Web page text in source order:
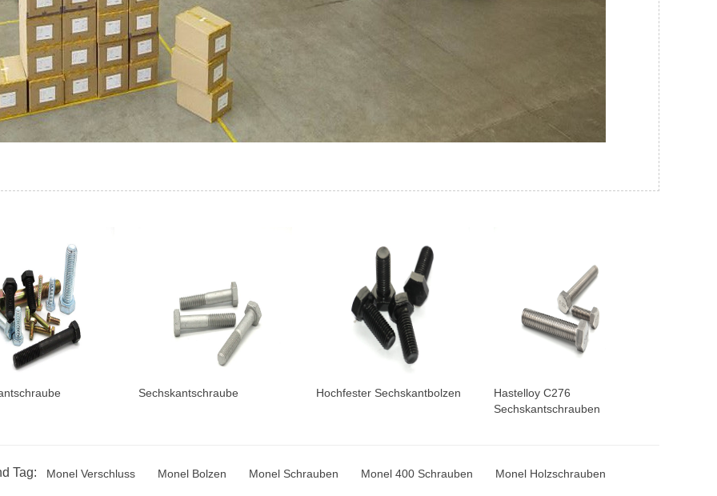
Sechskantschraube Hochfester Sechskantbolzen
Hastelloy C276
Sechskantschrauben
Tag: Monel Verschluss Monel Bolzen Monel Schrauben Monel 400 Schrauben Monel Holzschrauben